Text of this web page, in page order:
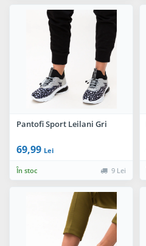
Pantofi Sport Leilani Gri
69,99 Lei
În stoc 9 Lei